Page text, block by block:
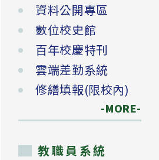
資料公開專區
數位校史館
百年校慶特刊
雲端差勤系統
修繕填報(限校內)
-MORE-
教職員系統